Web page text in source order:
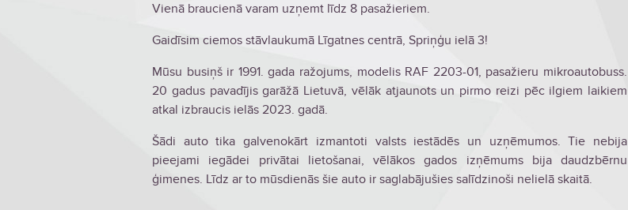
Vienā braucienā varam uzņemt līdz 8 pasažieriem.
Gaidīsim ciemos stāvlaukumā Līgatnes centrā, Spriņģu ielā 3!
Mūsu busiņš ir 1991. gada ražojums, modelis RAF 2203-01, pasažieru mikroautobuss.
20 gadus pavadījis garāžā Lietuvā, vēlāk atjaunots un pirmo reizi pēc ilgiem laikiem
atkal izbraucis ielās 2023. gadā.
Šādi auto tika galvenokārt izmantoti valsts iestādēs un uzņēmumos. Tie nebija
pieejami iegādei privātai lietošanai, vēlākos gados izņēmums bija daudzbērnu
ģimenes. Līdz ar to mūsdienās šie auto ir saglabājušies salīdzinoši nelielā skaitā.